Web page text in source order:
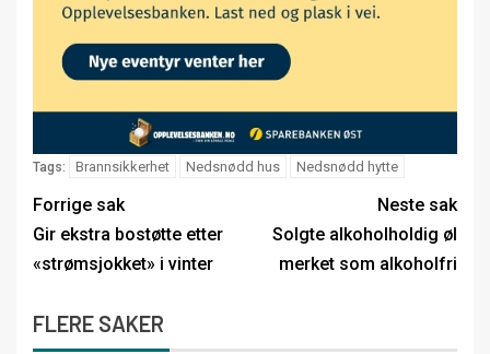
Tags: Brannsikkerhet Nedsnødd hus Nedsnødd hytte
Forrige sak
Gir ekstra bostøtte etter
«strømsjokket» i vinter
Neste sak
Solgte alkoholholdig øl
merket som alkoholfri
FLERE SAKER